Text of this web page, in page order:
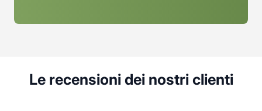
Le recensioni dei nostri clienti